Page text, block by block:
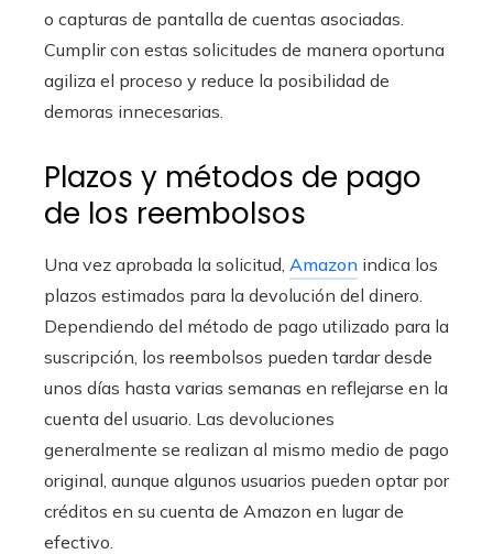
o capturas de pantalla de cuentas asociadas.
Cumplir con estas solicitudes de manera oportuna
agiliza el proceso y reduce la posibilidad de
demoras innecesarias.
Plazos y métodos de pago
de los reembolsos
Una vez aprobada la solicitud, Amazon indica los
plazos estimados para la devolución del dinero.
Dependiendo del método de pago utilizado para la
suscripción, los reembolsos pueden tardar desde
unos días hasta varias semanas en reflejarse en la
cuenta del usuario. Las devoluciones
generalmente se realizan al mismo medio de pago
original, aunque algunos usuarios pueden optar por
créditos en su cuenta de Amazon en lugar de
efectivo.